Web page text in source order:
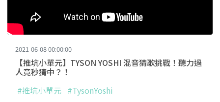
2021-06-08 00:00:00
【推坑小單元】TYSON YOSHI 混音猜歌挑戰！聽力過
人竟秒猜中？！
#推坑小單元 #TysonYoshi